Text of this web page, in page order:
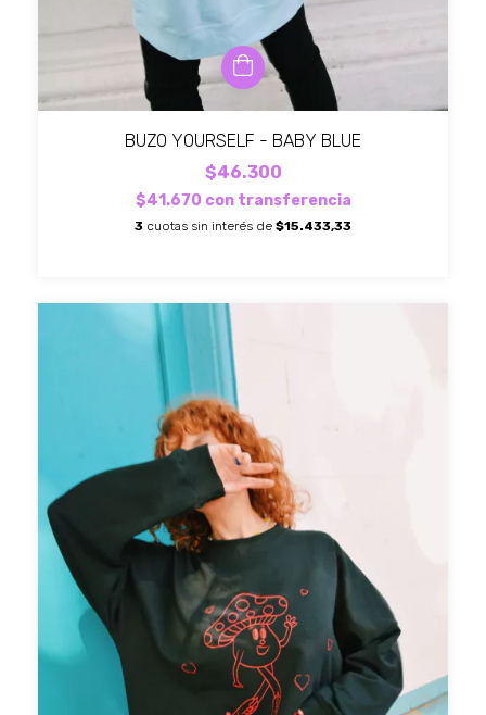
BUZO YOURSELF - BABY BLUE
$46.300
$41.670 con transferencia
3 cuotas sin interés de $15.433,33